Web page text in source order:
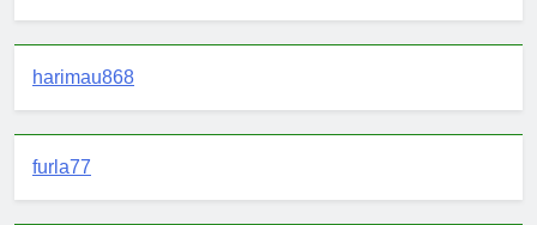
harimau868
furla77